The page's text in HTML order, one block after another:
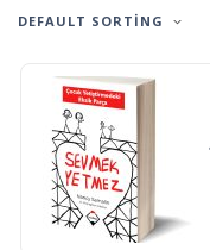
DEFAULT SORTING